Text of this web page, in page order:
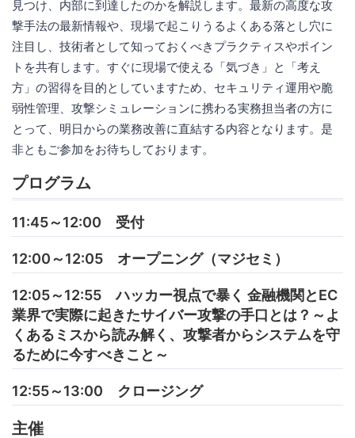
見つけ、内部に到達したのかを解説します。最新の高度な攻
撃手法の最新情報や、現場で起こりうるよくある落とし穴に
注目し、技術者として知っておくべきプラクティスやポイン
トを共有します。すぐに現場で使える「気づき」と「考え
方」の習得を目的としていますため、セキュリティ運用や脆
弱性管理、攻撃シミュレーションに携わる実務担当者の方に
とって、明日からの業務改善に直結する内容となります。是
非ともご参加をお待ちしております。
プログラム
11:45～12:00 受付
12:00～12:05 オープニング（マジセミ）
12:05～12:55 ハッカー視点で暴く 金融機関とEC
業界で実際に起きたサイバー攻撃の手口とは？～よ
くあるミスから読み解く、攻撃者からシステムを守
るために今すべきこと～
12:55～13:00 クロージング
主催